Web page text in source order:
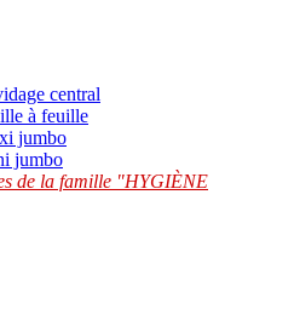
central
à feuille
jumbo
jumbo
de la famille "HYGIÈNE